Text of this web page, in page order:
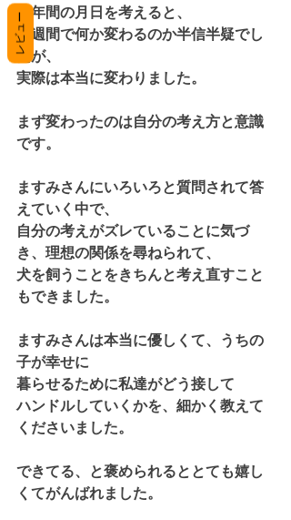
３年間の月日を考えると、
２週間で何か変わるのか半信半疑でし
たが、
実際は本当に変わりました。
まず変わったのは自分の考え方と意識
です。
ますみさんにいろいろと質問されて答
えていく中で、
自分の考えがズレていることに気づ
き、理想の関係を尋ねられて、
犬を飼うことをきちんと考え直すこと
もできました。
ますみさんは本当に優しくて、うちの
子が幸せに
暮らせるために私達がどう接して
ハンドルしていくかを、細かく教えて
くださいました。
できてる、と褒められるととても嬉し
くてがんばれました。
レビュー